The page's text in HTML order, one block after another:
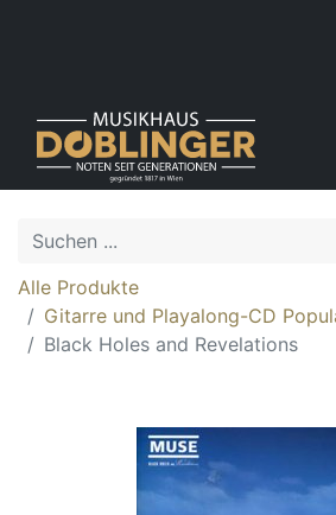
Alle Produkte
Gitarre und Playalong-CD
Black Holes and Revelations